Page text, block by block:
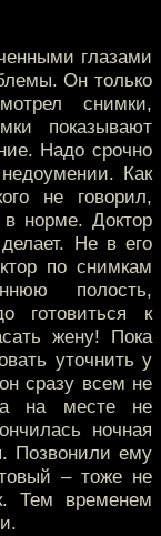
глазами
Он только
снимки,
показывают
Надо срочно
Как
не говорил,
норме. Доктор
Не в его
по снимкам
полость,
готовиться к
жену! Пока
уточнить у
сразу всем не
на месте не
ночная
Позвонили ему
– тоже не
Тем временем